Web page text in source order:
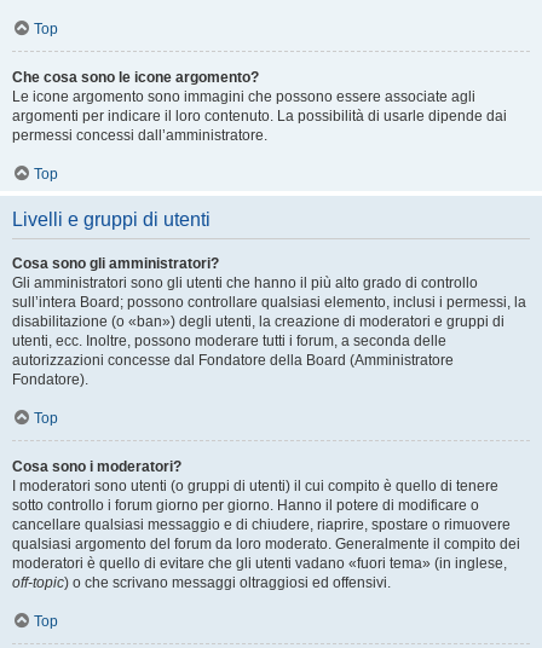
Top
Che cosa sono le icone argomento?
Le icone argomento sono immagini che possono essere associate agli
argomenti per indicare il loro contenuto. La possibilità di usarle dipende dai
permessi concessi dall’amministratore.
Top
Livelli e gruppi di utenti
Cosa sono gli amministratori?
Gli amministratori sono gli utenti che hanno il più alto grado di controllo
sull’intera Board; possono controllare qualsiasi elemento, inclusi i permessi, la
disabilitazione (o «ban») degli utenti, la creazione di moderatori e gruppi di
utenti, ecc. Inoltre, possono moderare tutti i forum, a seconda delle
autorizzazioni concesse dal Fondatore della Board (Amministratore
Fondatore).
Top
Cosa sono i moderatori?
I moderatori sono utenti (o gruppi di utenti) il cui compito è quello di tenere
sotto controllo i forum giorno per giorno. Hanno il potere di modificare o
cancellare qualsiasi messaggio e di chiudere, riaprire, spostare o rimuovere
qualsiasi argomento del forum da loro moderato. Generalmente il compito dei
moderatori è quello di evitare che gli utenti vadano «fuori tema» (in inglese,
off-topic) o che scrivano messaggi oltraggiosi ed offensivi.
Top